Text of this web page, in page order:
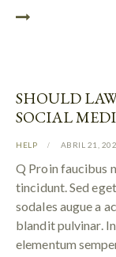
SHOULD
SOCIAL
HELP ABRIL 21,
Q Proin faucibus
tincidunt. Sed
sodales augue a
blandit pulvinar.
elementum